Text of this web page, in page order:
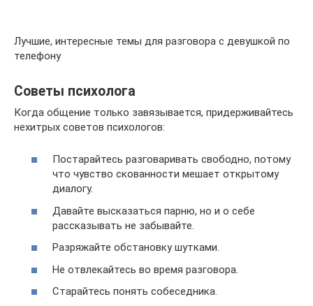
Лучшие, интересные темы для разговора с девушкой по
телефону
Советы психолога
Когда общение только завязывается, придерживайтесь
нехитрых советов психологов:
Постарайтесь разговаривать свободно, потому
что чувство скованности мешает открытому
диалогу.
Давайте высказаться парню, но и о себе
рассказывать не забывайте.
Разряжайте обстановку шутками.
Не отвлекайтесь во время разговора.
Старайтесь понять собеседника.